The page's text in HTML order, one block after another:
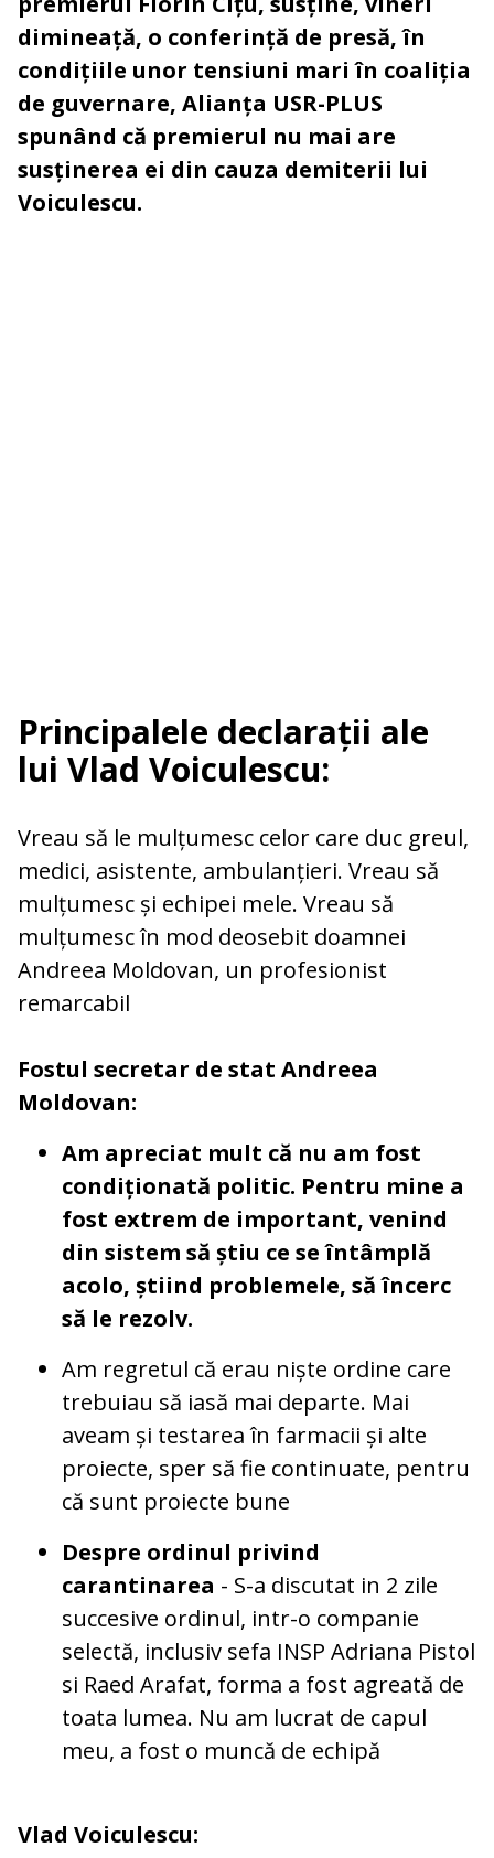
dimineață, o conferință de presă, în
condițiile unor tensiuni mari în coaliția
de guvernare, Alianța USR-PLUS
spunând că premierul nu mai are
susținerea ei din cauza demiterii lui
Voiculescu.
Principalele declarații ale
lui Vlad Voiculescu:
Vreau să le mulțumesc celor care duc greul,
medici, asistente, ambulanțieri. Vreau să
mulțumesc și echipei mele. Vreau să
mulțumesc în mod deosebit doamnei
Andreea Moldovan, un profesionist
remarcabil
Fostul secretar de stat Andreea
Moldovan:
Am apreciat mult că nu am fost
condiționată politic. Pentru mine a
fost extrem de important, venind
din sistem să știu ce se întâmplă
acolo, știind problemele, să încerc
să le rezolv.
Am regretul că erau niște ordine care
trebuiau să iasă mai departe. Mai
aveam și testarea în farmacii și alte
proiecte, sper să fie continuate, pentru
că sunt proiecte bune
Despre ordinul privind
carantinarea - S-a discutat in 2 zile
succesive ordinul, intr-o companie
selectă, inclusiv sefa INSP Adriana Pistol
si Raed Arafat, forma a fost agreată de
toata lumea. Nu am lucrat de capul
meu, a fost o muncă de echipă
Vlad Voiculescu: